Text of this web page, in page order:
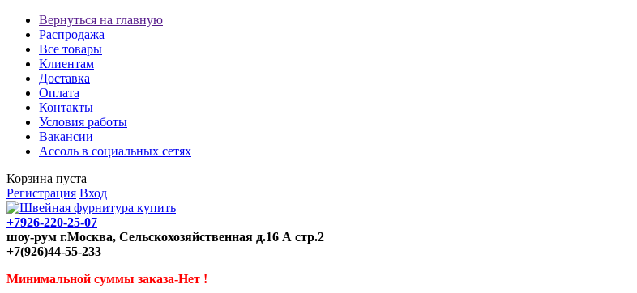
Вернуться на главную
Распродажа
Все товары
Клиентам
Доставка
Оплата
Контакты
Условия работы
Вакансии
Ассоль в социальных сетях
Корзина пуста
Регистрация Вход
+7926-220-25-07
шоу-рум г.Москва, Сельскохозяйственная д.16 А стр.2
+7(926)44-55-233
Минимальной суммы заказа-Нет !